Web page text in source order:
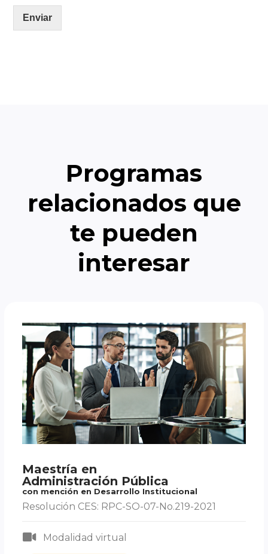
Enviar
Programas
relacionados que
te pueden
interesar
Maestría en
Administración Pública
con mención en Desarrollo Institucional
Resolución CES: RPC-SO-07-No.219-2021
Modalidad virtual